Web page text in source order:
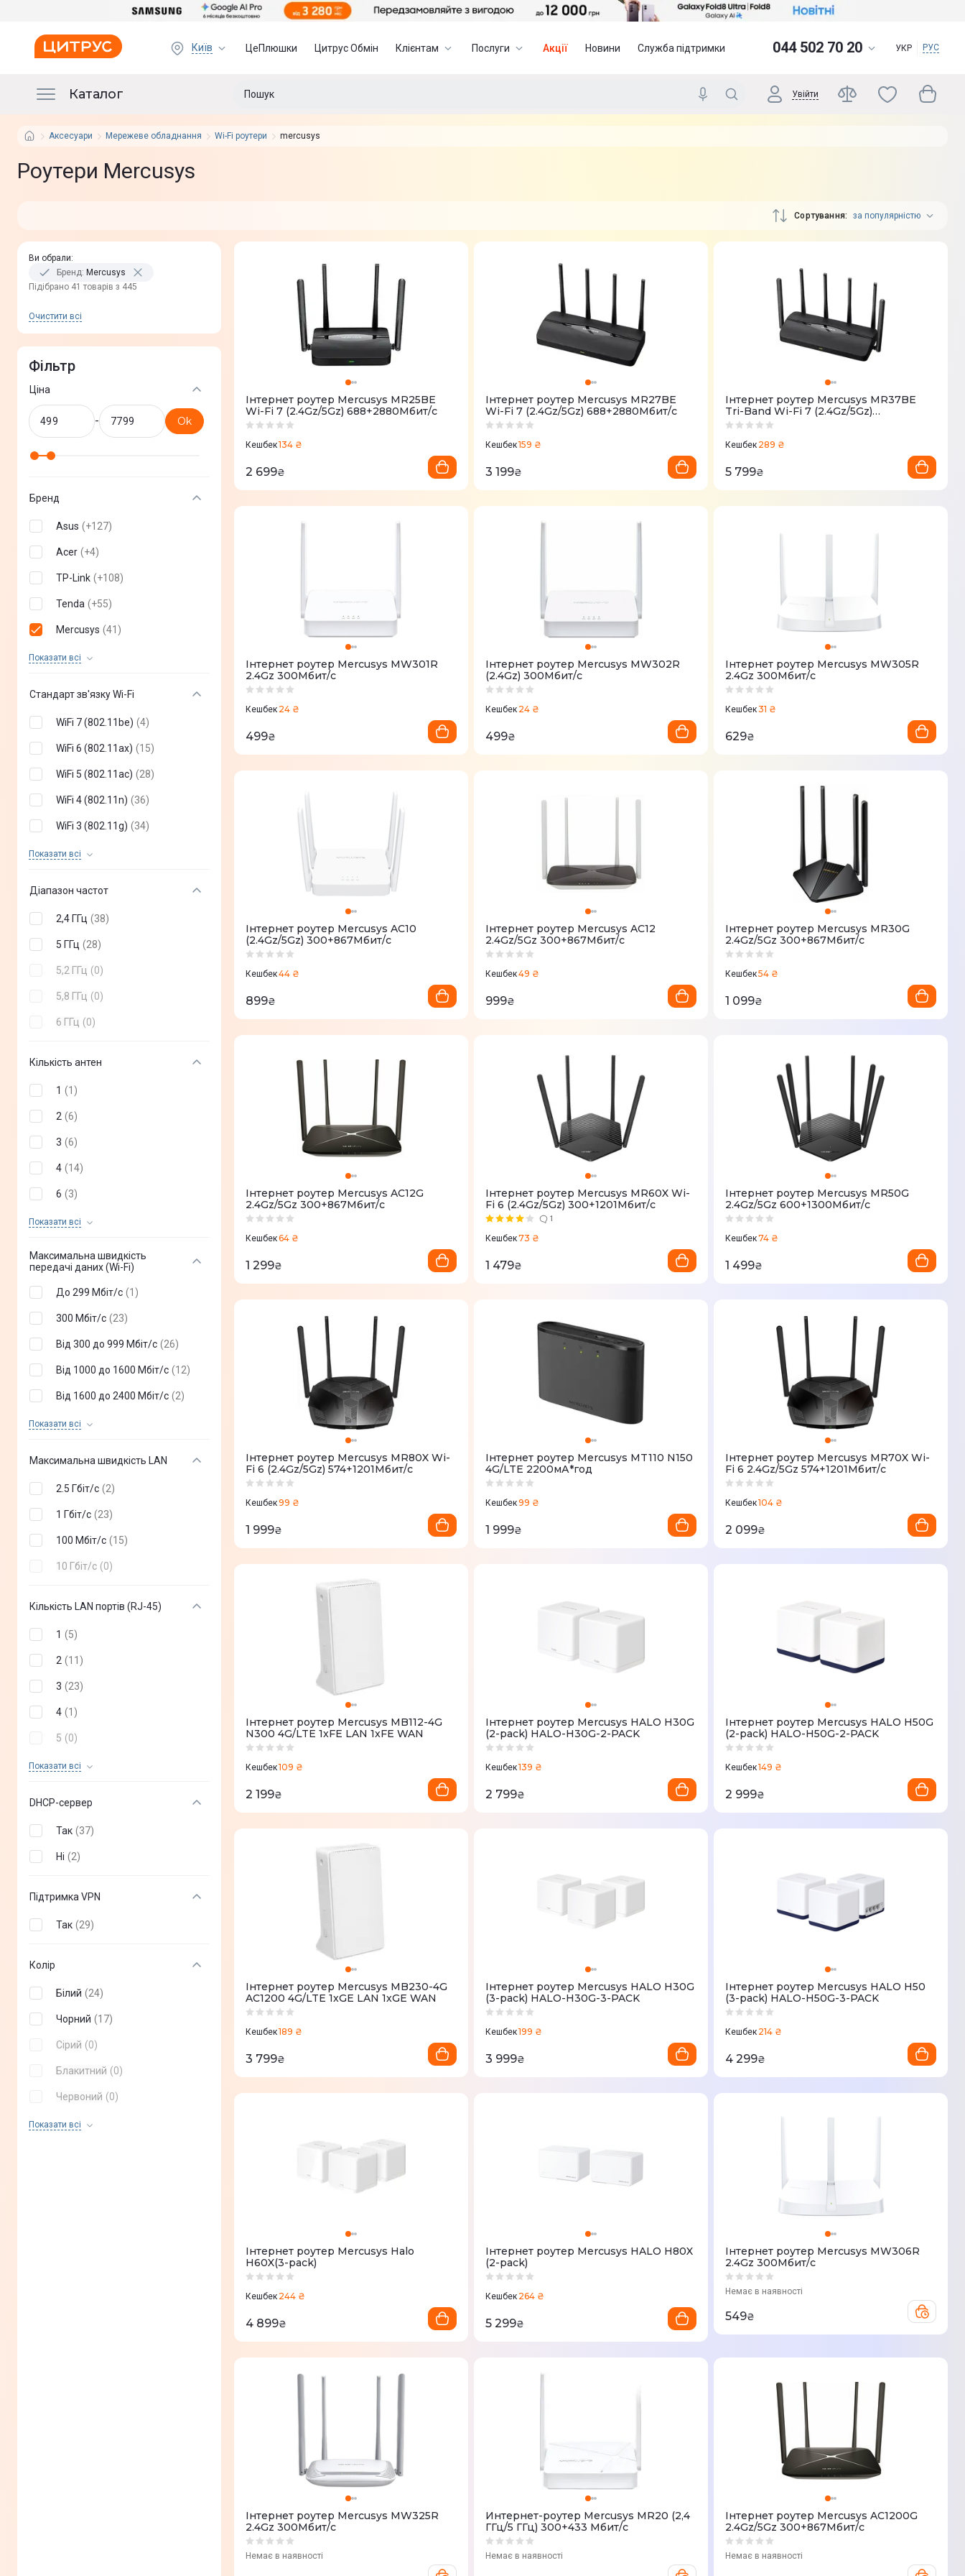
Київ ЦеПлюшки Цитрус Обмін Клієнтам Послуги Акції Новини Служба підтримки 044 502 70 20 УКР РУС
Каталог Увійти
Аксесуари Мережеве обладнання Wi-Fi роутери mercusys
Роутери Mercusys
Сортування за популярністю
Ви обрали:
Бренд: Mercusys
Пiдiбрано 41 товарів з 445
Очистити всi
Фільтр
Ціна
- Ok
Бренд
Asus (+127)
Acer (+4)
TP-Link (+108)
Tenda (+55)
Mercusys (41 )
Показати всi
MikroTik
Стандарт зв'язку Wi-Fi
WiFi 7 (802.11be) (4)
WiFi 6 (802.11ax) (15)
WiFi 5 (802.11ac) (28)
WiFi 4 (802.11n) (36)
WiFi 3 (802.11g) (34)
Показати всiWiFi 2 (802.11a)
Діапазон частот
2,4 ГГц (38)
5 ГГц (28)
5,2 ГГц (0)
5,8 ГГц (0)
6 ГГц (0)
Кількість антен
1 (1 )
2 (6)
3 (6)
4 (14)
6 (3)
Показати всi
8 ( 1)
7 (0 )
Максимальна швидкість
передачі даних (Wi-Fi)
До 299 Мбіт/с (1 )
300 Мбіт/с (23)
Від 300 до 999 Мбіт/с (26)
Від 1000 до 1600 Мбіт/с (12)
Від 1600 до 2400 Мбіт/с (2)
Показати всiВід 2400 до 4999 Мбіт/с
Максимальна швидкість LAN
2.5 Гбіт/с (2)
1 Гбіт/с (23)
100 Мбіт/с (15)
10 Гбіт/с (0)
Кількість LAN портів (RJ-45)
1 (5)
2 (11 )
3 (23)
4 (1 )
5 (0)
Показати всi
6 ( 0)
DHCP-сервер
Так (37)
Ні (2)
Підтримка VPN
Так (29)
Колір
Білий (24)
Чорний (17)
Сірий (0)
Блакитний (0)
Червоний (0)
Показати всiЧорно-червоний
Iнтернет роутер Mercusys MR25BE
Wi-Fi 7 (2.4Gz/5Gz) 688+2880Мбит/с
Кешбек134 ₴
2 699₴
Iнтернет роутер Mercusys MR27BE
Wi-Fi 7 (2.4Gz/5Gz) 688+2880Мбит/с
Кешбек159 ₴
3 199₴
Iнтернет роутер Mercusys MR37BE
Tri-Band Wi-Fi 7 (2.4Gz/5Gz)
688+5760Мбит/с
Кешбек 289 ₴
5 799₴
Iнтернет роутер Mercusys MW301R
2.4Gz 300Мбит/с
Кешбек 24 ₴
499₴
Iнтернет роутер Mercusys MW302R
(2.4Gz) 300Мбит/с
Кешбек 24 ₴
499₴
Iнтернет роутер Mercusys MW305R
2.4Gz 300Мбит/с
Кешбек31 ₴
629₴
Iнтернет роутер Mercusys AC10
(2.4Gz/5Gz) 300+867Мбит/с
Кешбек44 ₴
899₴
Iнтернет роутер Mercusys AC12
2.4Gz/5Gz 300+867Мбит/с
Кешбек49 ₴
999₴
Iнтернет роутер Mercusys MR30G
2.4Gz/5Gz 300+867Мбит/с
Кешбек54 ₴
1 099₴
Iнтернет роутер Mercusys AC12G
2.4Gz/5Gz 300+867Мбит/с
Кешбек64 ₴
1 299₴
Iнтернет роутер Mercusys MR60X Wi-
Fi 6 (2.4Gz/5Gz) 300+1201Мбит/с
1
Кешбек73 ₴
1 479₴
Iнтернет роутер Mercusys MR50G
2.4Gz/5Gz 600+1300Мбит/с
Кешбек74 ₴
1 499₴
Iнтернет роутер Mercusys MR80X Wi-
Fi 6 (2.4Gz/5Gz) 574+1201Мбит/с
Кешбек99 ₴
1 999₴
Iнтернет роутер Mercusys MT110 N150
4G/LTE 2200мА*год
Кешбек99 ₴
1 999₴
Iнтернет роутер Mercusys MR70X Wi-
Fi 6 2.4Gz/5Gz 574+1201Мбит/с
Кешбек104 ₴
2 099₴
Iнтернет роутер Mercusys MB112-4G
N300 4G/LTE 1xFE LAN 1xFE WAN
Кешбек109 ₴
2 199₴
Iнтернет роутер Mercusys HALO H30G
(2-pack) HALO-H30G-2-PACK
Кешбек139 ₴
2 799₴
Iнтернет роутер Mercusys HALO H50G
(2-pack) HALO-H50G-2-PACK
Кешбек149 ₴
2 999₴
Iнтернет роутер Mercusys MB230-4G
AC1200 4G/LTE 1xGE LAN 1xGE WAN
Кешбек189 ₴
3 799₴
Iнтернет роутер Mercusys HALO H30G
(3-pack) HALO-H30G-3-PACK
Кешбек199 ₴
3 999₴
Iнтернет роутер Mercusys HALO H50
(3-pack) HALO-H50G-3-PACK
Кешбек 214 ₴
4 299₴
Iнтернет роутер Mercusys Halo
H60X(3-pack)
Кешбек 244 ₴
4 899₴
Iнтернет роутер Mercusys HALO H80X
(2-pack)
Кешбек 264 ₴
5 299₴
Iнтернет роутер Mercusys MW306R
2.4Gz 300Мбит/с
Немає в наявності
549₴
Iнтернет роутер Mercusys MW325R
2.4Gz 300Мбит/с
Немає в наявності
Интернет-роутер Mercusys MR20 (2,4
ГГц/5 ГГц) 300+433 Мбит/с
Немає в наявності
Iнтернет роутер Mercusys AC1200G
2.4Gz/5Gz 300+867Мбит/с
Немає в наявності